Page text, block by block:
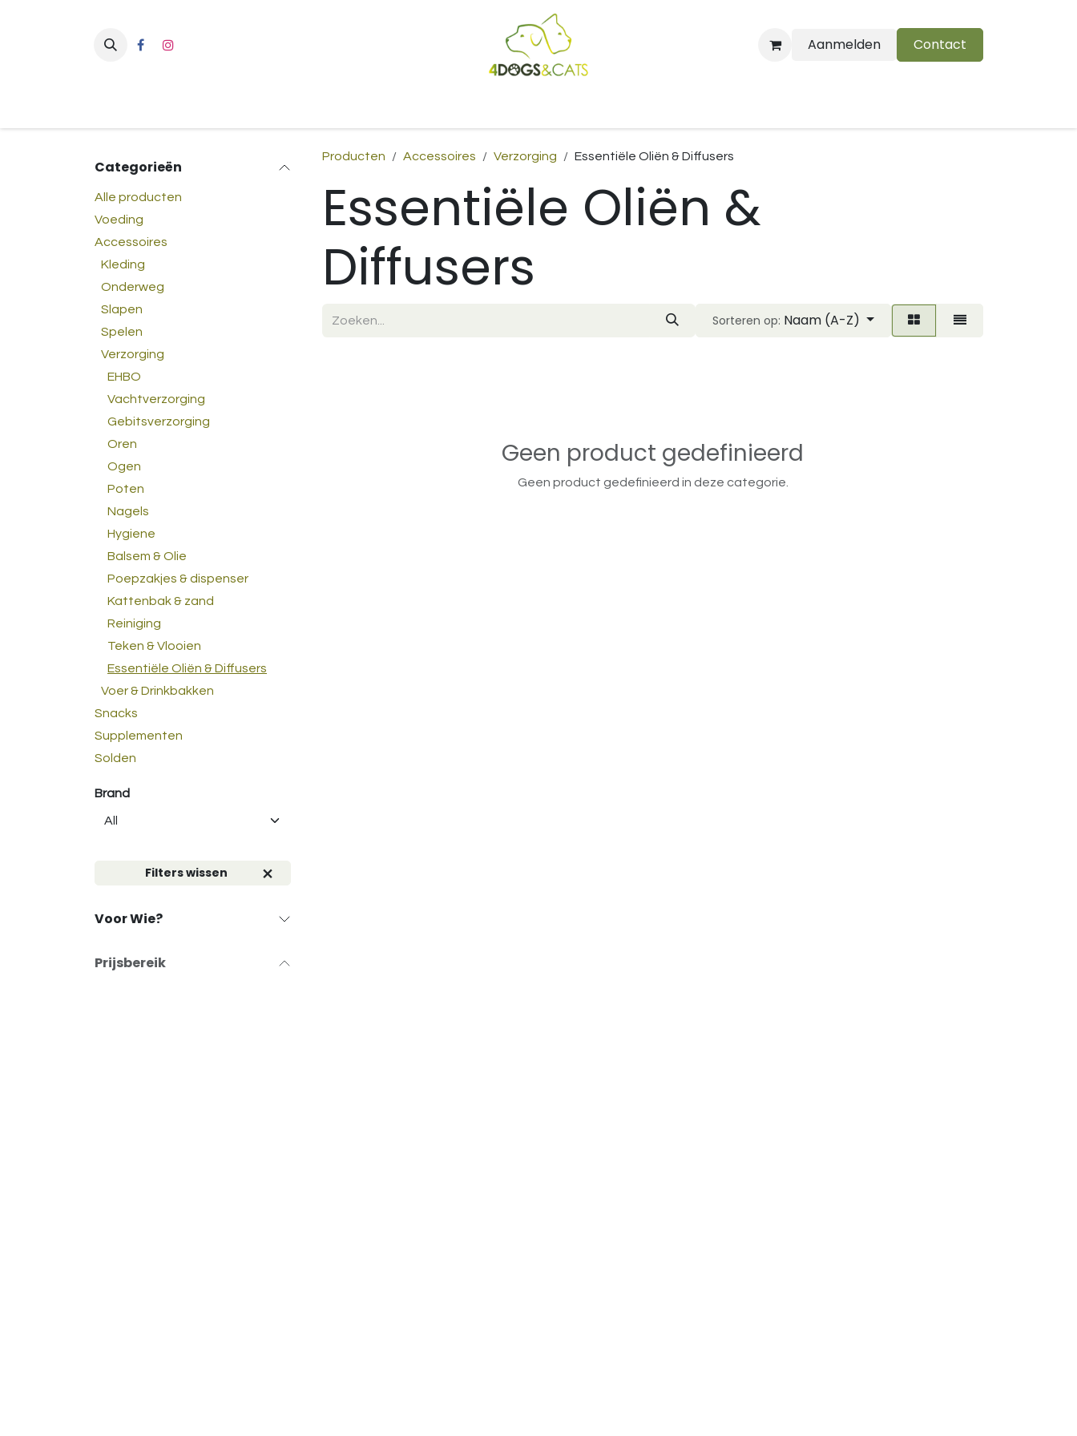
Aanmelden
Contact
Categorieën
Alle producten
Voeding
Accessoires
Kleding
Onderweg
Slapen
Spelen
Verzorging
EHBO
Vachtverzorging
Gebitsverzorging
Oren
Ogen
Poten
Nagels
Hygiene
Balsem & Olie
Poepzakjes & dispenser
Kattenbak & zand
Reiniging
Teken & Vlooien
Essentiële Oliën & Diffusers
Voer & Drinkbakken
Snacks
Supplementen
Solden
Brand
Filters wissen
Voor Wie?
Prijsbereik
Producten Accessoires Verzorging Essentiële Oliën & Diffusers
Essentiële Oliën &
Diffusers
Sorteren op: Naam (A-Z)
Geen product gedefinieerd
Geen product gedefinieerd in deze categorie.